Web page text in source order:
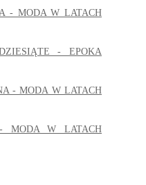
- MODA W LATACH
- EPOKA
- MODA W LATACH
MODA W LATACH